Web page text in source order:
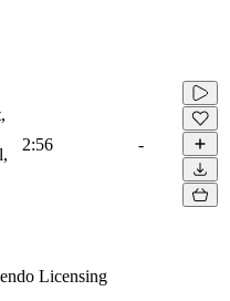
2:56 -
Licensing